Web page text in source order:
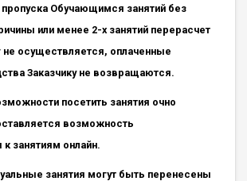
пропуска Обучающимся занятий без
или менее 2-х занятий перерасчет
не осуществляется, оплаченные
Заказчику не возвращаются.
посетить занятия очно
возможность
занятиям онлайн.
занятия могут быть перенесены